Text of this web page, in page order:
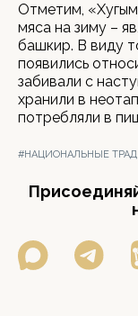
Отметим,
мяса на зиму –
башкир. В виду
появились
забивали с
хранили в
потребляли в
#НАЦИОНАЛЬНЫЕ